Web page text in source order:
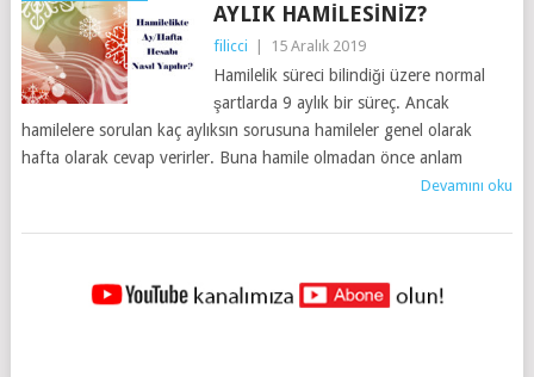
AYLIK HAMILESINIZ?
filicci 15 Aralık 2019
Hamilelik süreci bilindiği üzere normal
şartlarda 9 aylık bir süreç. Ancak
hamilelere sorulan kaç aylıksın sorusuna hamileler genel olarak
hafta olarak cevap verirler. Buna hamile olmadan önce anlam
Devamını oku
YAZILAR